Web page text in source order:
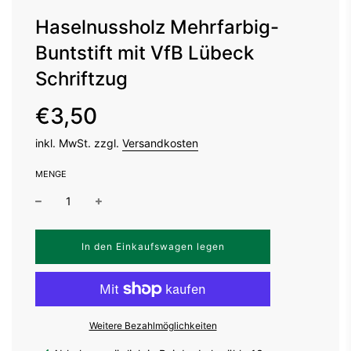
Haselnussholz Mehrfarbig-
Buntstift mit VfB Lübeck
Schriftzug
Sonderpreis
Normaler
Preis
€3,50
inkl. MwSt. zzgl. Versandkosten
MENGE
W
r
In den Einkaufswagen legen
Weitere Bezahlmöglichkeiten